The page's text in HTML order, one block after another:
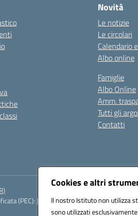
Cookies e altri
Il nostro Istituto non utilizza
sono utilizzati
Novità
Le notizie
Le circolari
Calendario
Albo online
Famiglie
Albo Online
Amm.
Tutti gli
Contatti
(PEC): bric839004@pec.istruzione.it